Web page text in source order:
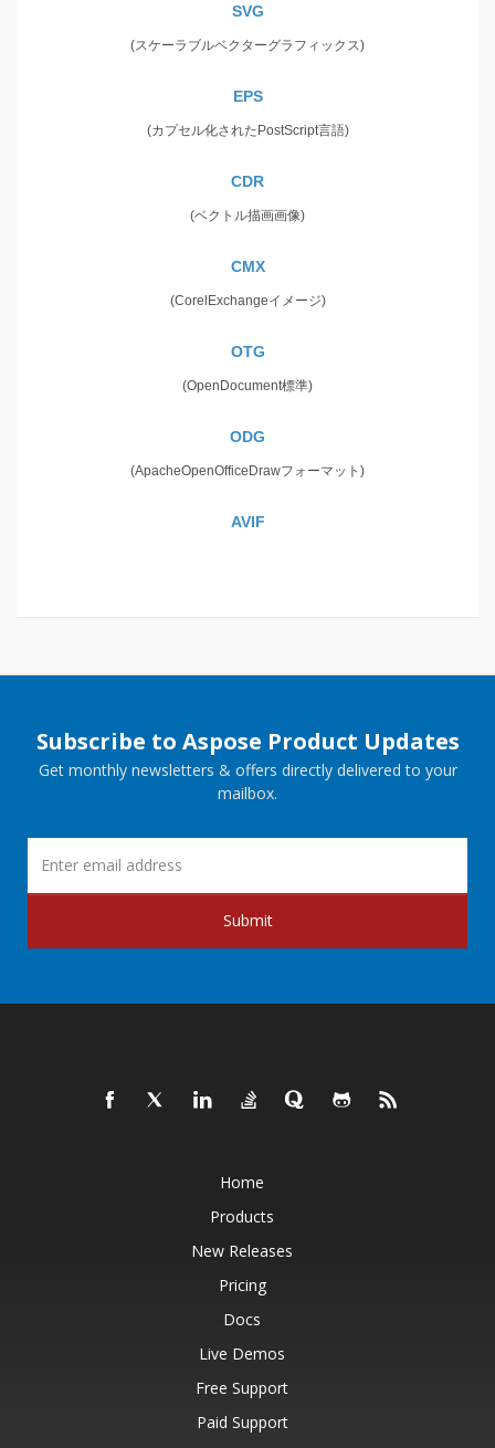
SVG
(スケーラブルベクターグラフィックス)
EPS
(カプセル化されたPostScript言語)
CDR
(ベクトル描画画像)
CMX
(CorelExchangeイメージ)
OTG
(OpenDocument標準)
ODG
(ApacheOpenOfficeDrawフォーマット)
AVIF
Subscribe to Aspose Product Updates
Get monthly newsletters & offers directly delivered to your
mailbox.
Submit
Home
Products
New Releases
Pricing
Docs
Live Demos
Free Support
Paid Support